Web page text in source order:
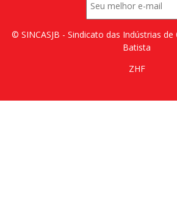
© SINCASJB - Sindicato das Indústrias de
Batista
ZHF